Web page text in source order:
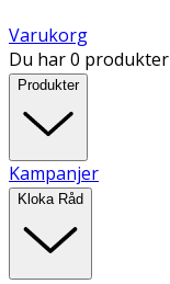
Varukorg
Du har 0
Produkter
Kampanjer
Kloka Råd